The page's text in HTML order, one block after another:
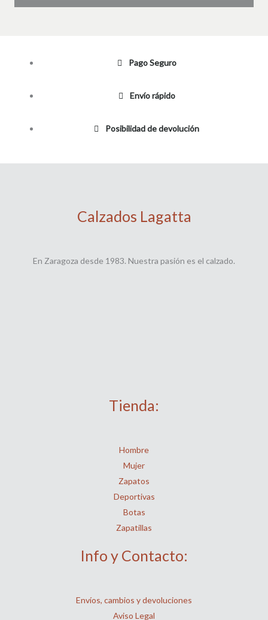
Pago Seguro
Envío rápido
Posibilidad de devolución
Calzados Lagatta
En Zaragoza desde 1983. Nuestra pasión es el calzado.
Tienda:
Hombre
Mujer
Zapatos
Deportivas
Botas
Zapatillas
Info y Contacto:
Envíos, cambios y devoluciones
Aviso Legal